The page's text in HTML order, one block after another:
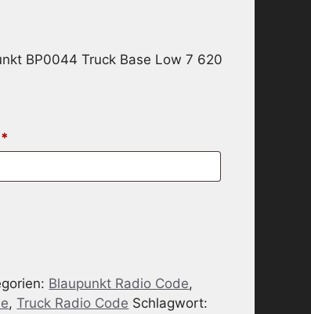
BP0044 Truck Base Low 7 620
*
Blaupunkt Radio Code,
,Truck Radio Code Schlagwort: